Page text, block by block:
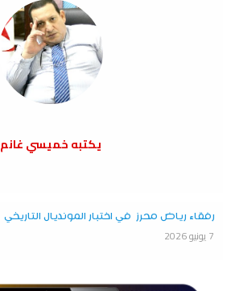
يكتبه خميسي غانم
رفقاء رياض محرز في اختبار المونديال التاريخي
7 يونيو 2026